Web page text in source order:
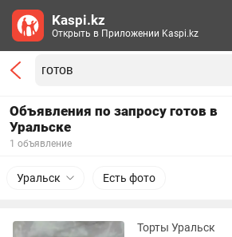
Объявления по запросу готов в
Уральске
1 объявление
Уральск Есть фото
Торты Уральск
Kaspi.kz
Открыть в Приложении Kaspi.kz